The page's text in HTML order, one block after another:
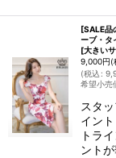
[SALE品
ーブ・タ
[大きい
9,000円(
(税込:
希望小売
スタ
イン
トラ
ント